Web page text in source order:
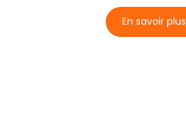
En savoir plus